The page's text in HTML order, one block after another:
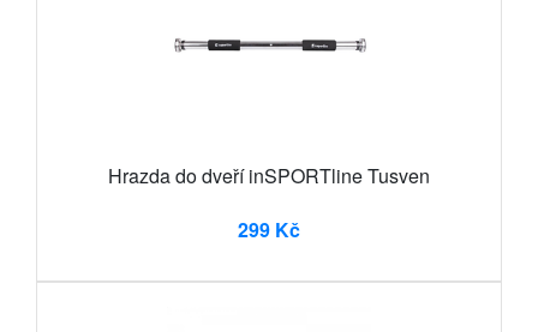
Hrazda do dveří inSPORTline Tusven
299 Kč